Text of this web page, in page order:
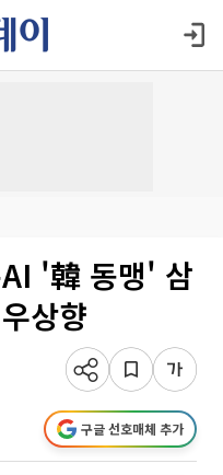
'韓 동맹' 삼
상향
구글 선호매체 추가